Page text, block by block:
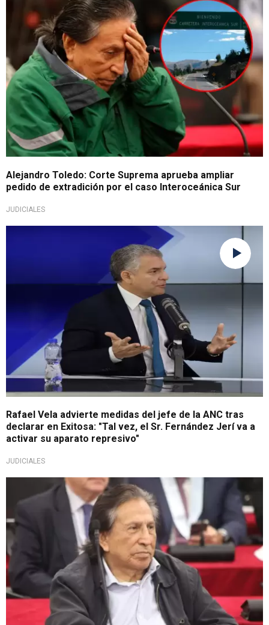
Alejandro Toledo: Corte Suprema aprueba ampliar
pedido de extradición por el caso Interoceánica Sur
JUDICIALES
Rafael Vela advierte medidas del jefe de la ANC tras
declarar en Exitosa: "Tal vez, el Sr. Fernández Jerí va a
activar su aparato represivo"
JUDICIALES
Hay otros implicados